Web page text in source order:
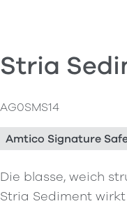
Stria
AG0SMS14
Amtico Signature
Die blasse, weich
Stria Sediment